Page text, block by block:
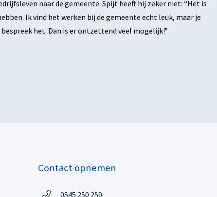
naar de gemeente. Spijt heeft hij zeker niet: “Het is
Ik vind het werken bij de gemeente echt leuk, maar je
het. Dan is er ontzettend veel mogelijk!”
Contact opnemen
Telefoon:
0545 250 250